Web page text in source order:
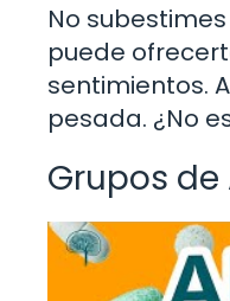
No
puede
sentimientos.
pesada. ¿No
Grupos